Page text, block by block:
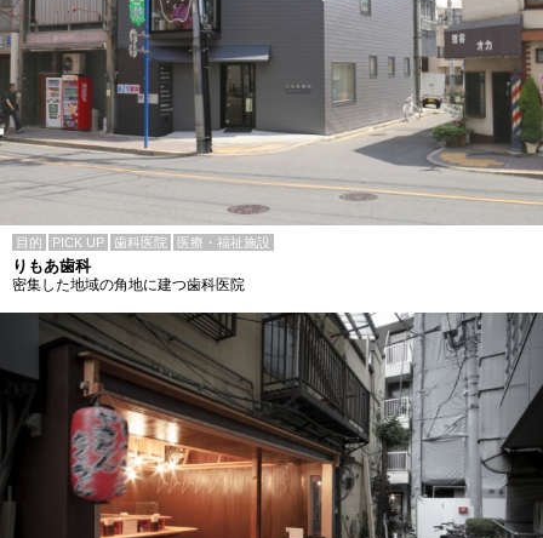
目的 PICK UP 歯科医院 医療・福祉施設
りもあ歯科
密集した地域の角地に建つ歯科医院